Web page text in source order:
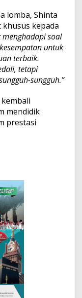
lomba, Shinta
khusus kepada
menghadapi soal
untuk
terbaik.
tetapi
sungguh.”
mendidik
prestasi